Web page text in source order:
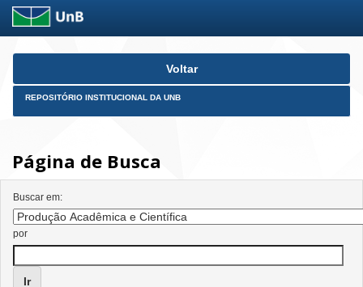
Skip
Voltar
REPOSITÓRIO INSTITUCIONAL DA UNB
Página de Busca
Buscar em:
por